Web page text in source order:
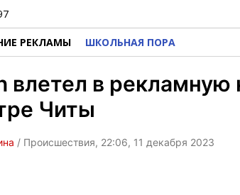
РЕКЛАМЫ ШКОЛЬНАЯ ПОРА
влетел в рекламную
Читы
/ Происшествия, 22:06, 11 декабря 2023